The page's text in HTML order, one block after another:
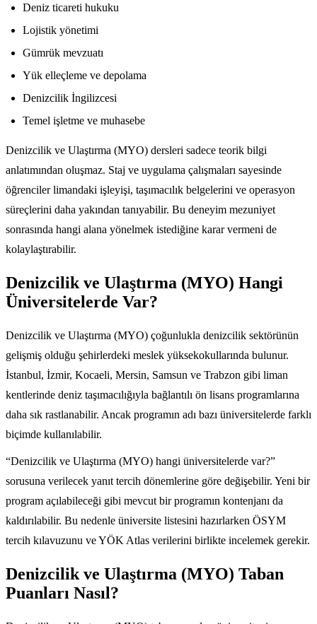
Deniz ticareti hukuku
Lojistik yönetimi
Gümrük mevzuatı
Yük elleçleme ve depolama
Denizcilik İngilizcesi
Temel işletme ve muhasebe
Denizcilik ve Ulaştırma (MYO) dersleri sadece teorik bilgi
anlatımından oluşmaz. Staj ve uygulama çalışmaları sayesinde
öğrenciler limandaki işleyişi, taşımacılık belgelerini ve operasyon
süreçlerini daha yakından tanıyabilir. Bu deneyim mezuniyet
sonrasında hangi alana yönelmek istediğine karar vermeni de
kolaylaştırabilir.
Denizcilik ve Ulaştırma (MYO) Hangi
Üniversitelerde Var?
Denizcilik ve Ulaştırma (MYO) çoğunlukla denizcilik sektörünün
gelişmiş olduğu şehirlerdeki meslek yüksekokullarında bulunur.
İstanbul, İzmir, Kocaeli, Mersin, Samsun ve Trabzon gibi liman
kentlerinde deniz taşımacılığıyla bağlantılı ön lisans programlarına
daha sık rastlanabilir. Ancak programın adı bazı üniversitelerde farklı
biçimde kullanılabilir.
“Denizcilik ve Ulaştırma (MYO) hangi üniversitelerde var?”
sorusuna verilecek yanıt tercih dönemlerine göre değişebilir. Yeni bir
program açılabileceği gibi mevcut bir programın kontenjanı da
kaldırılabilir. Bu nedenle üniversite listesini hazırlarken ÖSYM
tercih kılavuzunu ve YÖK Atlas verilerini birlikte incelemek gerekir.
Denizcilik ve Ulaştırma (MYO) Taban
Puanları Nasıl?